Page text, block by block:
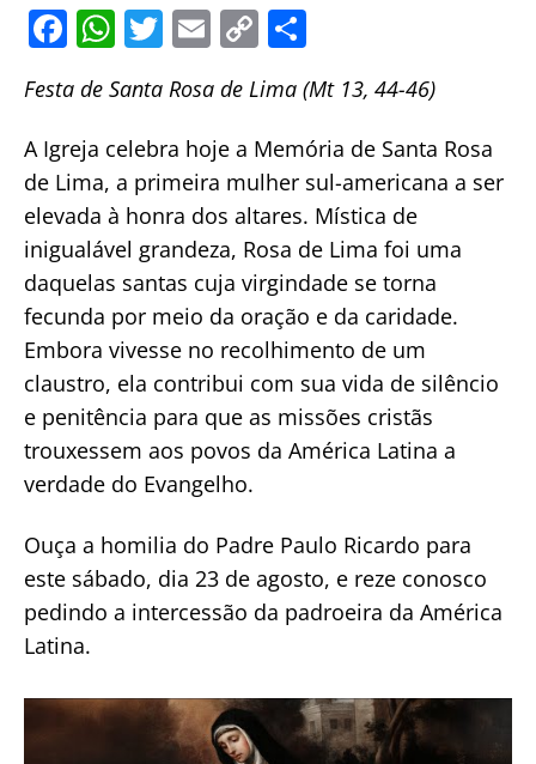
F
c
e
b
o
o
k
W
at
s
A
p
p
T
itt
er
E
m
ai
l
C
o
p
y
Li
n
k
ar
e
Festa de Santa Rosa de Lima (Mt 13, 44-46)
A Igreja celebra hoje a Memória de Santa Rosa
de Lima, a primeira mulher sul-americana a ser
elevada à honra dos altares. Mística de
inigualável grandeza, Rosa de Lima foi uma
daquelas santas cuja virgindade se torna
fecunda por meio da oração e da caridade.
Embora vivesse no recolhimento de um
claustro, ela contribui com sua vida de silêncio
e penitência para que as missões cristãs
trouxessem aos povos da América Latina a
verdade do Evangelho.
Ouça a homilia do Padre Paulo Ricardo para
este sábado, dia 23 de agosto, e reze conosco
pedindo a intercessão da padroeira da América
Latina.